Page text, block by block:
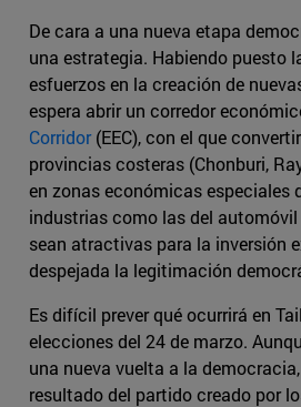
De cara a una nueva etapa
una estrategia. Habiendo puesto
esfuerzos en la creación de
espera abrir un corredor
Corridor(EEC), con el que
provincias costeras (Chonburi,
en zonas económicas especiales
industrias como las del
sean atractivas para la inversión
despejada la legitimación
Es difícil prever qué ocurrirá en
elecciones del 24 de marzo.
una nueva vuelta a la
resultado del partido creado por